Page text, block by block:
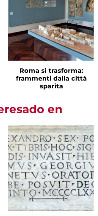
Roma si trasforma:
frammenti dalla città
sparita
en